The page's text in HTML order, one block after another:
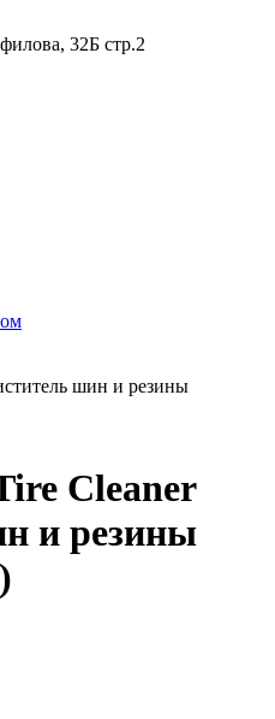
32Б стр.2
шин и резины
Cleaner
и резины